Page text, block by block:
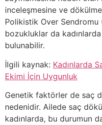
inceleşmesine ve
Polikistik Over Sendromu
bozukluklar da
bulunabilir.
İlgili kaynak: Kadınlarda
Ekimi İçin Uygunluk
Genetik faktörler de saç
nedenidir. Ailede saç
kadınlarda, bu durumun